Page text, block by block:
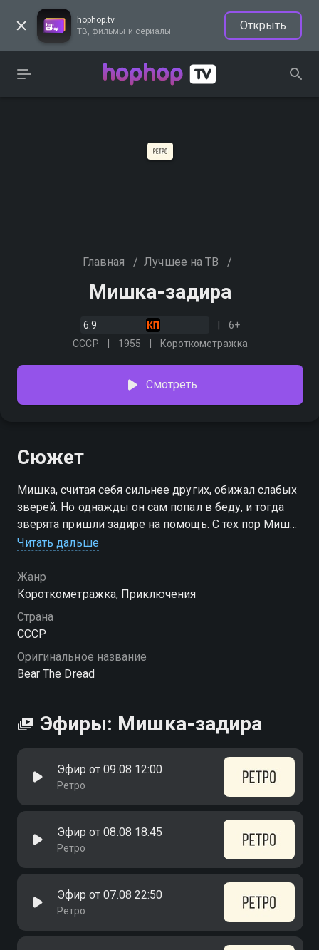
hophop.tv
ТВ, фильмы и сериалы
Открыть
Главная / Лучшее на ТВ /
Мишка-задира
6.9
6+
СССР
1955 Короткометражка
Смотреть
Сюжет
Мишка, считая себя сильнее других, обижал слабых
зверей. Но однажды он сам попал в беду, и тогда
зверята пришли задире на помощь. С тех пор Мишка
исправился и стал им верным другом
Читать дальше
Жанр
Короткометражка, Приключения
Страна
СССР
Оригинальное название
Bear The Dread
Эфиры: Мишка-задира
Эфир от 09.08 12:00
Ретро
Эфир от 08.08 18:45
Ретро
Эфир от 07.08 22:50
Ретро